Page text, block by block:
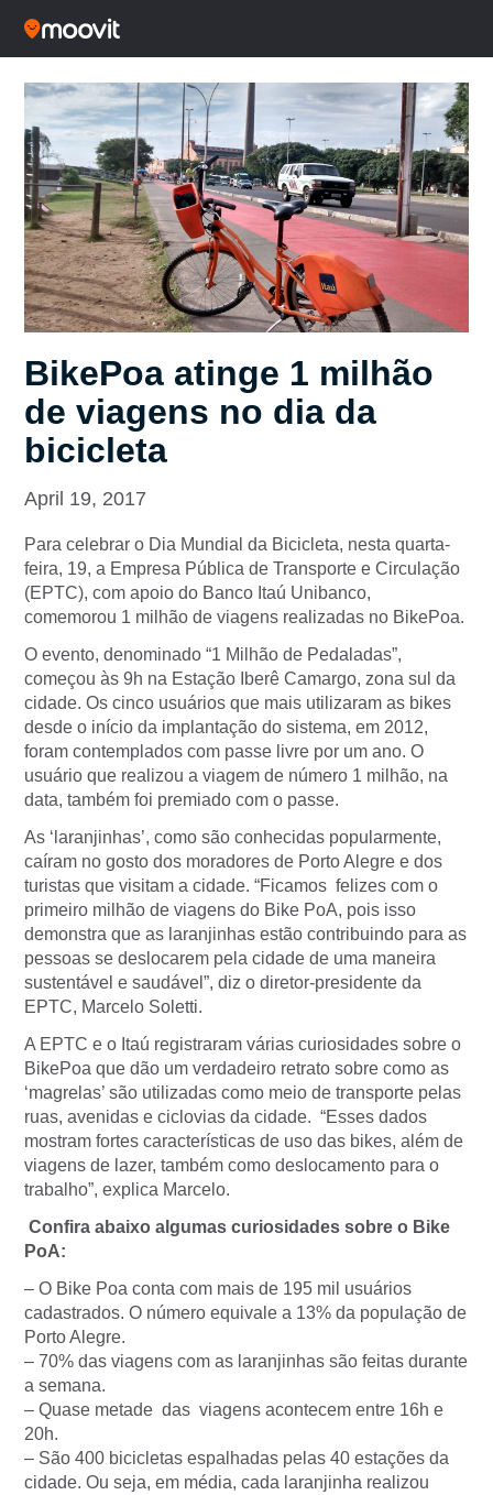
BikePoa atinge 1 milhão
de viagens no dia da
bicicleta
April 19, 2017
Para celebrar o Dia Mundial da Bicicleta, nesta quarta-
feira, 19, a Empresa Pública de Transporte e Circulação
(EPTC), com apoio do Banco Itaú Unibanco,
comemorou 1 milhão de viagens realizadas no BikePoa.
O evento, denominado “1 Milhão de Pedaladas”,
começou às 9h na Estação Iberê Camargo, zona sul da
cidade. Os cinco usuários que mais utilizaram as bikes
desde o início da implantação do sistema, em 2012,
foram contemplados com passe livre por um ano. O
usuário que realizou a viagem de número 1 milhão, na
data, também foi premiado com o passe.
As ‘laranjinhas’, como são conhecidas popularmente,
caíram no gosto dos moradores de Porto Alegre e dos
turistas que visitam a cidade. “Ficamos felizes com o
primeiro milhão de viagens do Bike PoA, pois isso
demonstra que as laranjinhas estão contribuindo para as
pessoas se deslocarem pela cidade de uma maneira
sustentável e saudável”, diz o diretor-presidente da
EPTC, Marcelo Soletti.
A EPTC e o Itaú registraram várias curiosidades sobre o
BikePoa que dão um verdadeiro retrato sobre como as
‘magrelas’ são utilizadas como meio de transporte pelas
ruas, avenidas e ciclovias da cidade. “Esses dados
mostram fortes características de uso das bikes, além de
viagens de lazer, também como deslocamento para o
trabalho”, explica Marcelo.
Confira abaixo algumas curiosidades sobre o Bike
PoA:
– O Bike Poa conta com mais de 195 mil usuários
cadastrados. O número equivale a 13% da população de
Porto Alegre.
– 70% das viagens com as laranjinhas são feitas durante
a semana.
– Quase metade das viagens acontecem entre 16h e
20h.
– São 400 bicicletas espalhadas pelas 40 estações da
cidade. Ou seja, em média, cada laranjinha realizou